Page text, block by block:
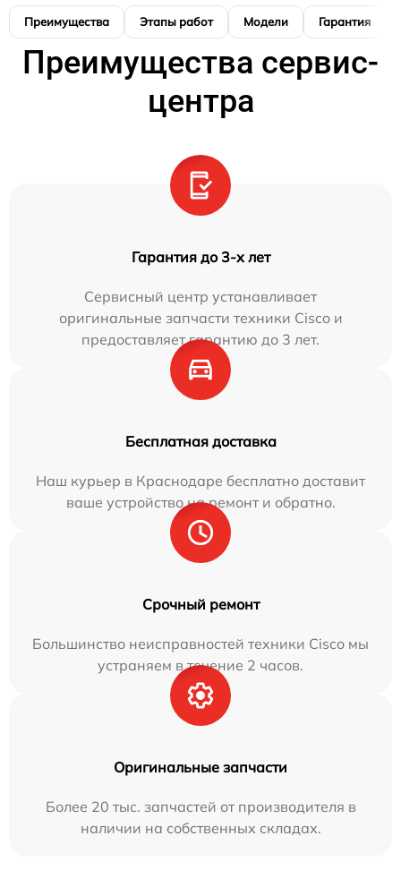
Преимущества Этапы работ Модели Гарантия
Преимущества сервис-
центра
Гарантия до 3-х лет
Сервисный центр устанавливает
оригинальные запчасти техники Cisco и
предоставляет гарантию до 3 лет.
Бесплатная доставка
Наш курьер в Краснодаре бесплатно доставит
ваше устройство на ремонт и обратно.
Срочный ремонт
Большинство неисправностей техники Cisco мы
устраняем в течение 2 часов.
Оригинальные запчасти
Более 20 тыс. запчастей от производителя в
наличии на собственных складах.